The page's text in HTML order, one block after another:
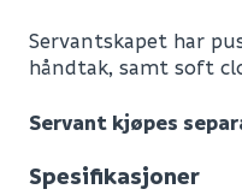
Servantskapet har
håndtak, samt soft
Servant kjøpes
Spesifikasjoner